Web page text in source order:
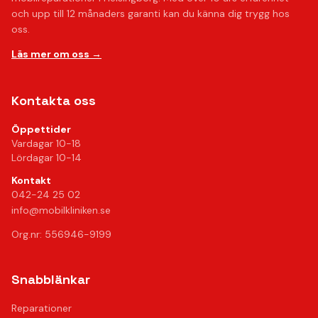
och upp till 12 månaders garanti kan du känna dig trygg hos
oss.
Läs mer om oss →
Kontakta oss
Öppettider
Vardagar 10-18
Lördagar 10-14
Kontakt
042-24 25 02
info@mobilkliniken.se
Org.nr: 556946-9199
Snabblänkar
Reparationer